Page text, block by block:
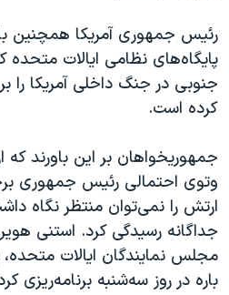
رئیس جمهوری آمریکا همچنین با
پایگاه‌های نظامی ایالات متحده
جنوبی در جنگ داخلی آمریکا را
کرده است.
جمهوریخواهان بر این باورند که
وتوی احتمالی رئیس جمهوری
ارتش را نمی‌توان منتظر نگاه
جداگانه رسیدگی کرد. استنی
مجلس نمایندگان ایالات
باره در روز سه‌شنبه برنامه‌ریزی